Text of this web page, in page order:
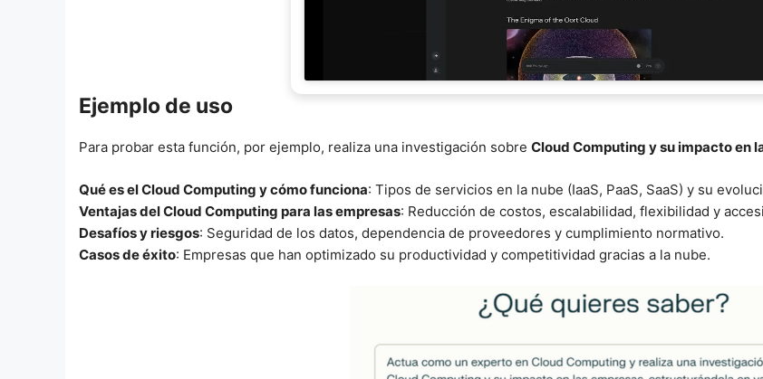
Ejemplo de uso
Para probar esta función, por ejemplo, realiza una investigación sobre Cloud Computing y su impacto en
Qué es el Cloud Computing y cómo funciona: Tipos de servicios en la nube (IaaS, PaaS, SaaS) y su
Ventajas del Cloud Computing para las empresas: Reducción de costos, escalabilidad, flexibilidad y
Desafíos y riesgos: Seguridad de los datos, dependencia de proveedores y cumplimiento normativo.
Casos de éxito: Empresas que han optimizado su productividad y competitividad gracias a la nube.